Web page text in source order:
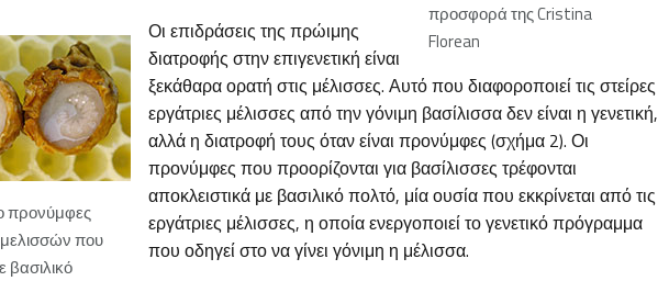
προσφορά της Cristina
Florean
προνύμφες
που
βασιλικό
Οι επιδράσεις της πρώιμης
διατροφής στην επιγενετική είναι
ξεκάθαρα ορατή στις μέλισσες. Αυτό που διαφοροποιεί τις στείρες
εργάτριες μέλισσες από την γόνιμη βασίλισσα δεν είναι η γενετική,
αλλά η διατροφή τους όταν είναι προνύμφες (σχήμα 2). Οι
προνύμφες που προορίζονται για βασίλισσες τρέφονται
αποκλειστικά με βασιλικό πολτό, μία ουσία που εκκρίνεται από τις
εργάτριες μέλισσες, η οποία ενεργοποιεί το γενετικό πρόγραμμα
που οδηγεί στο να γίνει γόνιμη η μέλισσα.